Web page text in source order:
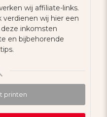
wij affiliate-links.
verdienen wij hier een
inkomsten
en bijbehorende
printen